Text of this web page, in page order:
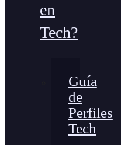
en
Tech?
Guía
de
Perfiles
Tech